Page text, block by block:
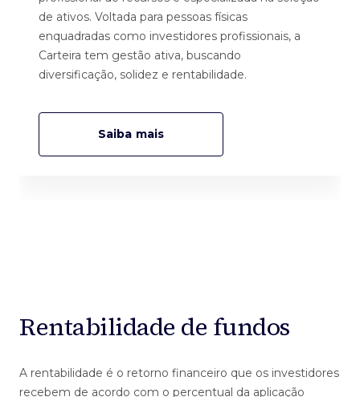
de ativos. Voltada para pessoas físicas
enquadradas como investidores profissionais, a
Carteira tem gestão ativa, buscando
diversificação, solidez e rentabilidade.
Saiba mais
Rentabilidade de fundos
A rentabilidade é o retorno financeiro que os investidores
recebem de acordo com o percentual da aplicação